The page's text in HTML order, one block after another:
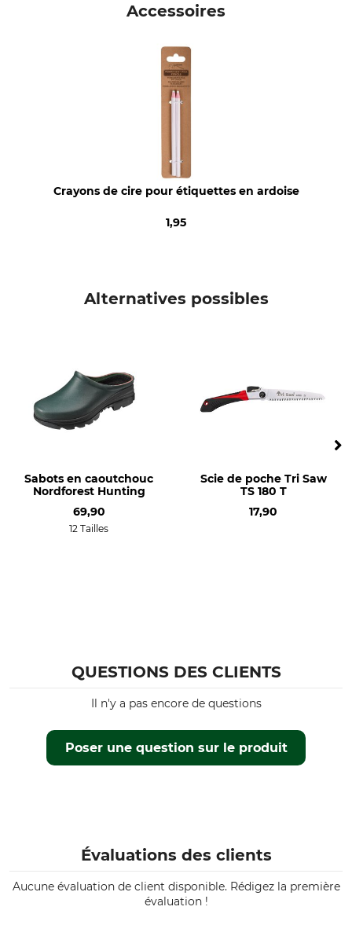
Accessoires
Crayons de cire pour étiquettes en ardoise
1,95
Alternatives possibles
Sabots en caoutchouc
Nordforest Hunting
69,90
12 Tailles
Scie de poche Tri Saw
TS 180 T
17,90
QUESTIONS DES CLIENTS
Poser une question sur le produit
Il n'y a pas encore de questions
Évaluations des clients
Aucune évaluation de client disponible. Rédigez la première
évaluation !